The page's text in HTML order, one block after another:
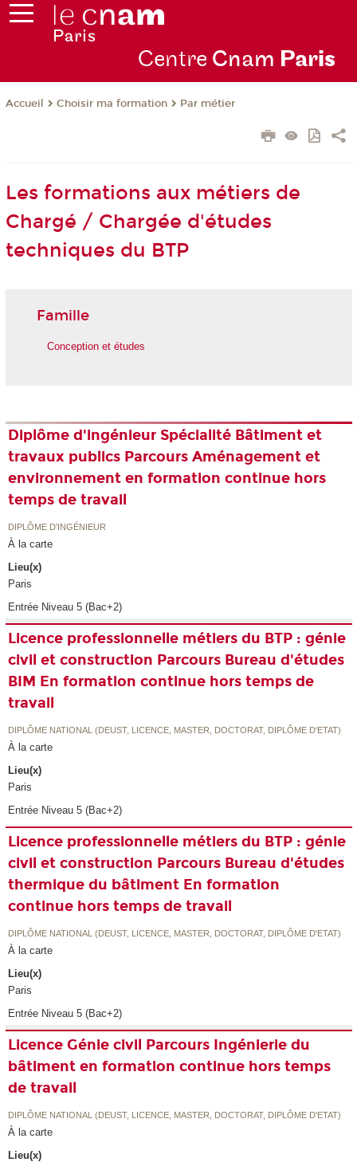
Centre Cnam Paris
Accueil Choisir ma formation Par métier
Les formations aux métiers de
Chargé / Chargée d'études
techniques du BTP
Famille
Conception et études
Diplôme d'ingénieur Spécialité Bâtiment et
travaux publics Parcours Aménagement et
environnement en formation continue hors
temps de travail
DIPLÔME D'INGÉNIEUR
À la carte
Lieu(x)
Paris
Entrée Niveau 5 (Bac+2)
Licence professionnelle métiers du BTP : génie
civil et construction Parcours Bureau d'études
BIM En formation continue hors temps de
travail
DIPLÔME NATIONAL (DEUST, LICENCE, MASTER, DOCTORAT, DIPLÔME D'ETAT)
À la carte
Lieu(x)
Paris
Entrée Niveau 5 (Bac+2)
Licence professionnelle métiers du BTP : génie
civil et construction Parcours Bureau d'études
thermique du bâtiment En formation
continue hors temps de travail
DIPLÔME NATIONAL (DEUST, LICENCE, MASTER, DOCTORAT, DIPLÔME D'ETAT)
À la carte
Lieu(x)
Paris
Entrée Niveau 5 (Bac+2)
Licence Génie civil Parcours Ingénierie du
bâtiment en formation continue hors temps
de travail
DIPLÔME NATIONAL (DEUST, LICENCE, MASTER, DOCTORAT, DIPLÔME D'ETAT)
À la carte
Lieu(x)